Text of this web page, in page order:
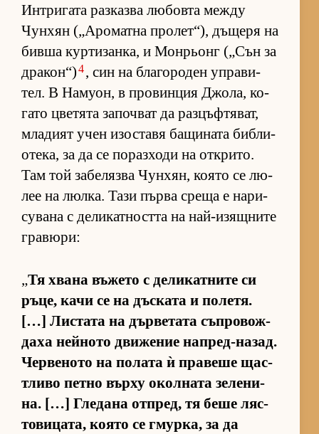
Ин­т­ри­гата раз­казва лю­бовта между
Чун­хян („А­ро­матна про­лет­“), дъ­щеря на
бивша кур­ти­зан­ка, и Мон­рьонг („Сън за
дра­кон“)4, син на бла­го­ро­ден уп­ра­ви­
тел. В На­му­он, в про­вин­ция Джо­ла, ко­
гато цве­тята за­поч­ват да раз­цъф­тя­ват,
мла­дият учен изос­тавя ба­щи­ната биб­ли­
о­те­ка, за да се по­раз­ходи на от­к­ри­то.
Там той за­бе­лязва Чун­хян, ко­ято се лю­
лее на люл­ка. Тази първа среща е на­ри­
су­вана с де­ли­кат­ността на най-и­зящ­ните
гра­вю­ри:
„Тя хвана въ­жето с де­ли­кат­ните си
ръ­це, качи се на дъс­ката и по­ле­тя.
[…] Лис­тата на дър­ве­тата съп­ро­вож­
даха ней­ното дви­же­ние нап­ред-на­зад.
Чер­ве­ното на по­лата ѝ пра­веше щас­
т­ливо петно върху окол­ната зе­ле­ни­
на. […] Гле­дана от­п­ред, тя беше ляс­
то­ви­ца­та, ко­ято се гмур­ка, за да